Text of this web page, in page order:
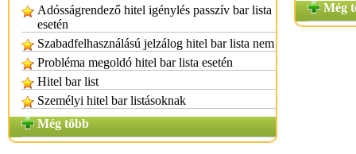
Adósságrendező hitel igénylés passzív bar lista
esetén
Szabadfelhasználású jelzálog hitel bar lista nem
Probléma megoldó hitel bar lista esetén
Hitel bar list
Személyi hitel bar listásoknak
Még több
Még